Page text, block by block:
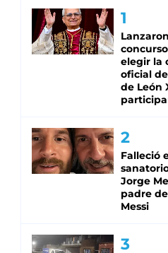
elegir la
oficial
de León
Falleció
Jorge
padre
Messi